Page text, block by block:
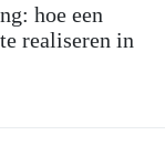
hoe een
realiseren in